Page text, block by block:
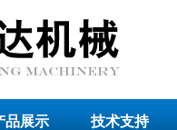
品展示 技术支持